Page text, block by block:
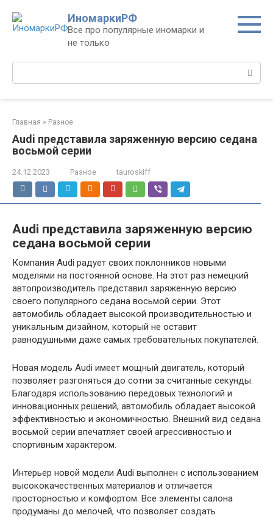
контенту
ИномаркиРФ
Все про популярные иномарки и
не только
Поиск:
Главная » Разное
Audi представила заряженную версию седана
восьмой серии
24.12.2023 Разное tauroskiff
Audi представила заряженную версию
седана восьмой серии
Компания Audi радует своих поклонников новыми
моделями на постоянной основе. На этот раз немецкий
автопроизводитель представил заряженную версию
своего популярного седана восьмой серии. Этот
автомобиль обладает высокой производительностью и
уникальным дизайном, который не оставит
равнодушными даже самых требовательных покупателей.
Новая модель Audi имеет мощный двигатель, который
позволяет разгоняться до сотни за считанные секунды.
Благодаря использованию передовых технологий и
инновационных решений, автомобиль обладает высокой
эффективностью и экономичностью. Внешний вид седана
восьмой серии впечатляет своей агрессивностью и
спортивным характером.
Интерьер новой модели Audi выполнен с использованием
высококачественных материалов и отличается
просторностью и комфортом. Все элементы салона
продуманы до мелочей, что позволяет создать